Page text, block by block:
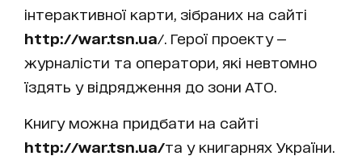
інтерактивної карти, зібраних на сайті
http://war.tsn.ua/. Герої проекту —
журналісти та оператори, які невтомно
їздять у відрядження до зони АТО.
Книгу можна придбати на сайті
http://war.tsn.ua/та у книгарнях України.